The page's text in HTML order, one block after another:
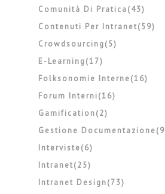
Comunità Di Pratica(43)
Contenuti Per Intranet(59)
Crowdsourcing(5)
E-Learning(17)
Folksonomie Interne(16)
Forum Interni(16)
Gamification(2)
Gestione
Interviste(6)
Intranet(25)
Intranet Design(73)